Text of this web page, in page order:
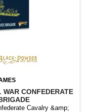
CONFEDERATE
Cavalry &amp;